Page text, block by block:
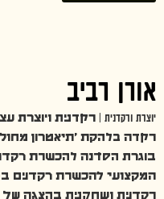
אורן רביב
יוצרת ורקדנית | רקדנית ויוצרת
רקדה בלהקת 'תיאטרון
בוגרת הסדנה להכשרת
המקצועי להכשרת רקדנים
רקדנית ושחקנית בהצגה